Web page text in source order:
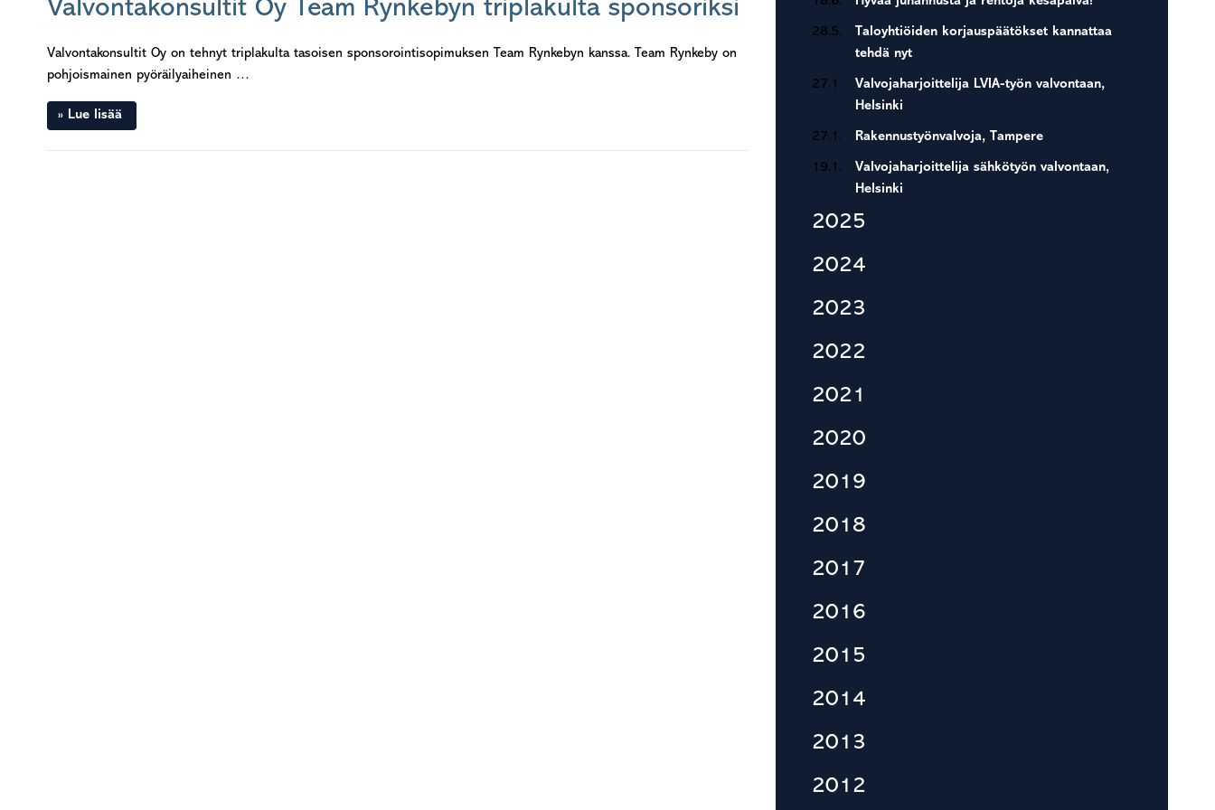
Valvontakonsultit Oy Team Rynkebyn triplakulta sponsoriksi
Valvontakonsultit Oy on tehnyt triplakulta tasoisen sponsorointisopimuksen Team Rynkebyn kanssa. Team Rynkeby on
pohjoismainen pyöräilyaiheinen …
Lue lisää
28.5.
Taloyhtiöiden korjauspäätökset kannattaa
tehdä nyt
27.1.
Valvojaharjoittelija LVIA-työn valvontaan,
Helsinki
27.1. Rakennustyönvalvoja, Tampere
19.1.
Valvojaharjoittelija sähkötyön valvontaan,
Helsinki
2025
2024
2023
2022
2021
2020
2019
2018
2017
2016
2015
2014
2013
2012